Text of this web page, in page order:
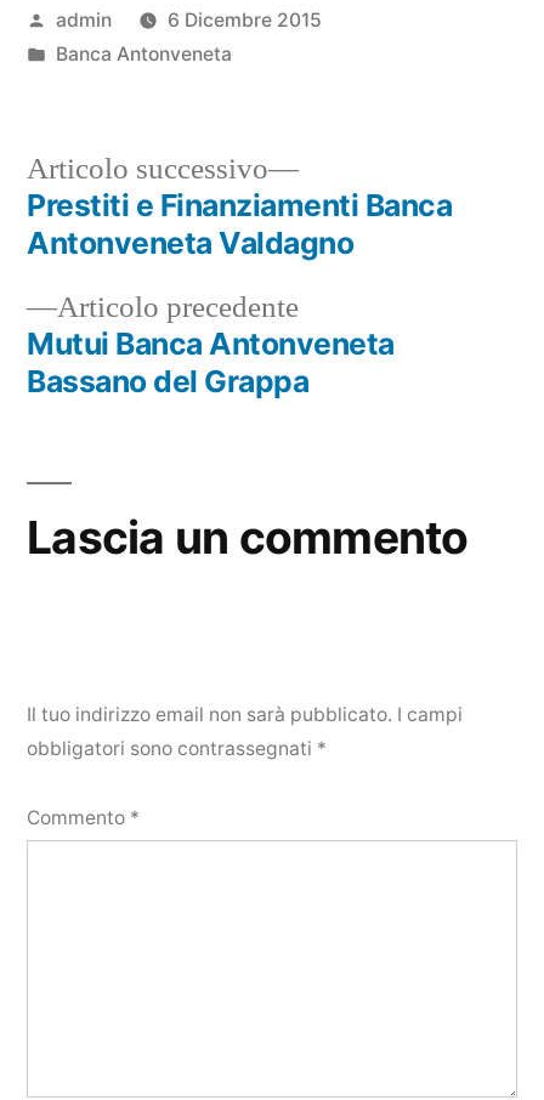
Pubblicato
da
admin
6 Dicembre 2015
Pubblicato
Banca Antonveneta
Navigazione
articoli
Articolo precedenteArticolo
precedente:
Mutui Banca Antonveneta
Bassano del Grappa
Articolo successivo
Articolo
successivo:
Prestiti e Finanziamenti Banca
Antonveneta Valdagno
Lascia un commento
Il tuo indirizzo email non sarà pubblicato. I campi
obbligatori sono contrassegnati *
Commento *